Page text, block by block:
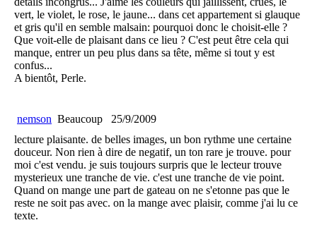
vert, le violet, le rose, le jaune... dans cet appartement si glauque
et gris qu'il en semble malsain: pourquoi donc le choisit-elle ?
Que voit-elle de plaisant dans ce lieu ? C'est peut être cela qui
manque, entrer un peu plus dans sa tête, même si tout y est
confus...
A bientôt, Perle.
nemson Beaucoup
25/9/2009
lecture plaisante. de belles images, un bon rythme une certaine
douceur. Non rien à dire de negatif, un ton rare je trouve. pour
moi c'est vendu. je suis toujours surpris que le lecteur trouve
mysterieux une tranche de vie. c'est une tranche de vie point.
Quand on mange une part de gateau on ne s'etonne pas que le
reste ne soit pas avec. on la mange avec plaisir, comme j'ai lu ce
texte.